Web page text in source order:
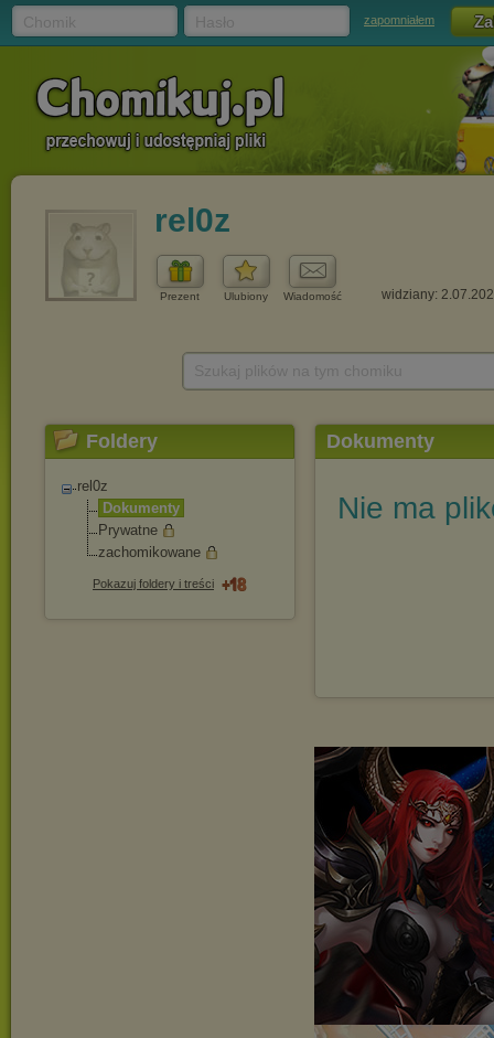
zapomniałem
rel0z
Prezent Ulubiony Wiadomość widziany:
Foldery
rel0z
Dokumenty
Prywatne
zachomikowane
Pokazuj foldery i treści
Dokumenty
Nie ma